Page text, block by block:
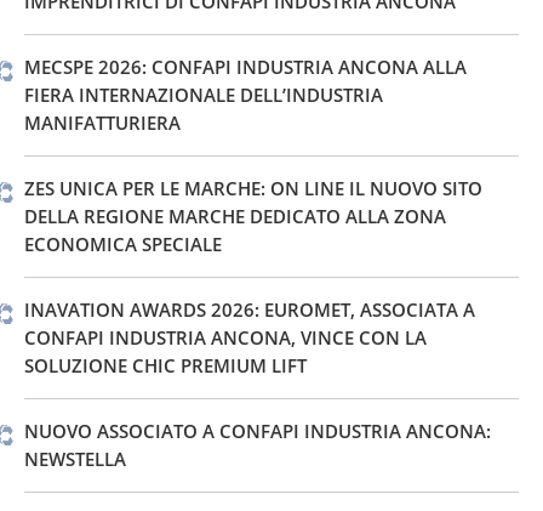
MECSPE 2026: CONFAPI INDUSTRIA ANCONA ALLA
FIERA INTERNAZIONALE DELL’INDUSTRIA
MANIFATTURIERA
ZES UNICA PER LE MARCHE: ON LINE IL NUOVO SITO
DELLA REGIONE MARCHE DEDICATO ALLA ZONA
ECONOMICA SPECIALE
INAVATION AWARDS 2026: EUROMET, ASSOCIATA A
CONFAPI INDUSTRIA ANCONA, VINCE CON LA
SOLUZIONE CHIC PREMIUM LIFT
NUOVO ASSOCIATO A CONFAPI INDUSTRIA ANCONA:
NEWSTELLA